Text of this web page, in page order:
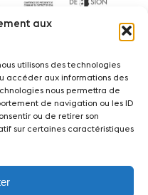
aux
utilisons des technologies
accéder aux informations des
nous permettra de
de navigation ou les ID
ou de retirer son
sur certaines caractéristiques
Freiwillige
uns